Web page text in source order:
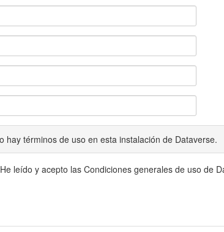
hay términos de uso en esta instalación de Dataverse.
He leído y acepto las Condiciones generales de uso de